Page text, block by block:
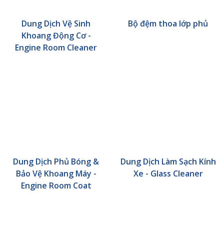
Dung Dịch Vệ Sinh
Khoang Động Cơ -
Engine Room Cleaner
Bộ đệm thoa lớp phủ
Dung Dịch Phủ Bóng &
Bảo Vệ Khoang Máy -
Engine Room Coat
Dung Dịch Làm Sạch Kính
Xe - Glass Cleaner